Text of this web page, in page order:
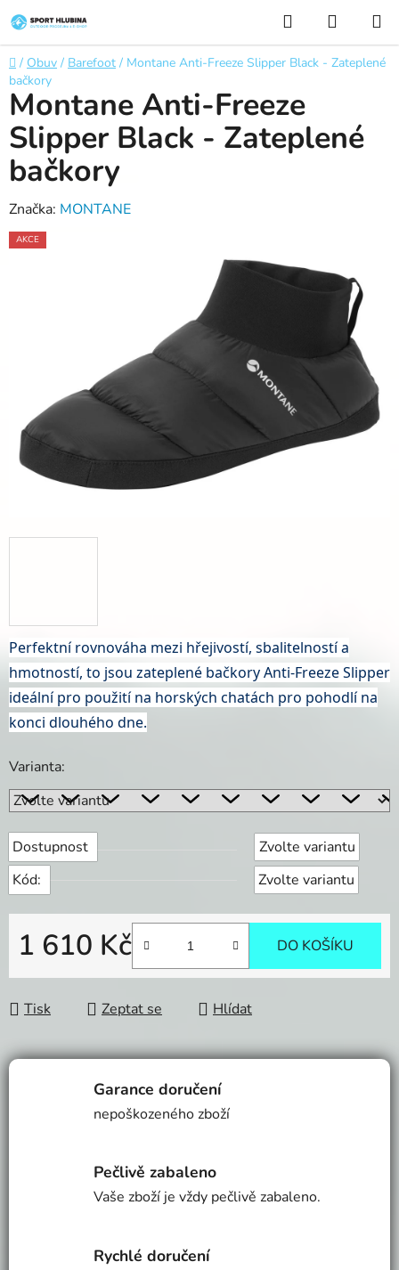
na
obsah
Hledat
KOŠÍK
Domů
/ Obuv / Barefoot / Montane Anti-Freeze Slipper Black - Zateplené
bačkory
Perfektní rovnováha mezi hřejivostí, sbalitelností a
hmotností, to jsou zateplené bačkory Anti-Freeze Slipper
ideální pro použití na horských chatách pro pohodlí na
konci dlouhého dne.
Varianta:
Dostupnost
Zvolte variantu
Kód:
Zvolte variantu
1 610 Kč
Měrná cena:
DO KOŠÍKU
Tisk Zeptat se Hlídat
Montane Anti-Freeze
Slipper Black - Zateplené
bačkory
Značka: MONTANE
AKCE
Garance doručení
nepoškozeného zboží
Pečlivě zabaleno
Vaše zboží je vždy pečlivě zabaleno.
Rychlé doručení